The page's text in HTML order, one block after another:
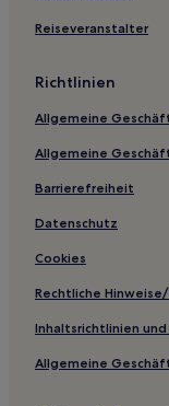
Cressy-Sur-Somme
Charrin Hotels
Reiseveranstalter
Richtlinien
Allgemeine
Allgemeine
Barrierefreiheit
Datenschutz
Cookies
Rechtliche
Inhaltsrichtlinien
Allgemeine